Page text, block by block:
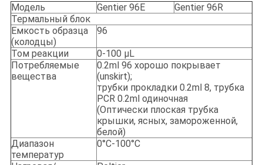
Модель
Gentier 96E
Gentier 96R
Термальный блок
Емкость образца
(колодцы)
96
Том реакции
0-100 μL
Потребляемые
вещества
0.2ml 96 хорошо покрывает
(unskirt);
трубки прокладки 0.2ml 8, трубка
PCR 0.2ml одиночная
(Оптически плоская трубка
крышки, ясных, замороженной,
белой)
Диапазон
температур
0°C-100°C